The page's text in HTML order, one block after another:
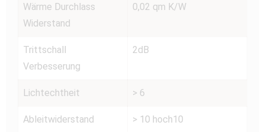
Wärme Durchlass
Widerstand
0,02 qm K/W
Trittschall
Verbesserung
2dB
Lichtechtheit > 6
Ableitwiderstand > 10 hoch10